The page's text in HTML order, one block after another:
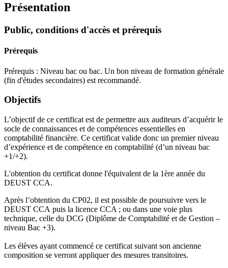
Présentation
Public, conditions d'accès et prérequis
Prérequis
Prérequis : Niveau bac ou bac. Un bon niveau de formation générale
(fin d'études secondaires) est recommandé.
Objectifs
L’objectif de ce certificat est de permettre aux auditeurs d’acquérir le
socle de connaissances et de compétences essentielles en
comptabilité financière. Ce certificat valide donc un premier niveau
d’expérience et de compétence en comptabilité (d’un niveau bac
+1/+2).
L'obtention du certificat donne l'équivalent de la 1ère année du
DEUST CCA.
Après l’obtention du CP02, il est possible de poursuivre vers le
DEUST CCA puis la licence CCA ; ou dans une voie plus
technique, celle du DCG (Diplôme de Comptabilité et de Gestion –
niveau Bac +3).
Les élèves ayant commencé ce certificat suivant son ancienne
composition se verront appliquer des mesures transitoires.